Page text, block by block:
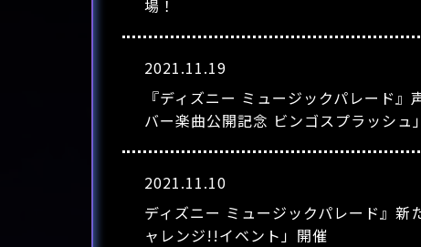
場！
2021.11.19
『ディズニー ミュージックパレード
バー楽曲公開記念 ビンゴスプラッシュ
2021.11.10
ディズニー ミュージックパレード』
ャレンジ!!イベント」開催